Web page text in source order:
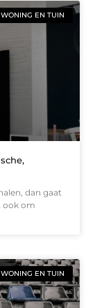
WONING EN TUIN
dan gaat
ook om
WONING EN TUIN